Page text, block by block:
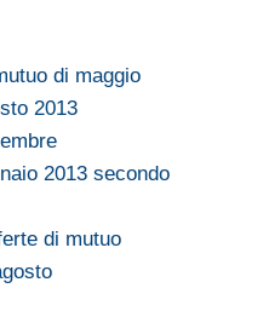
di maggio
2013
2013 secondo
di mutuo